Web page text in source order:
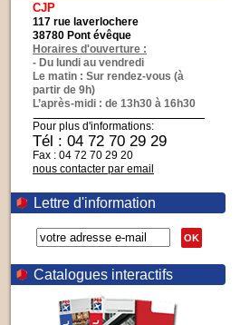
CJP
117 rue laverlochere
38780 Pont évêque
Horaires d'ouverture :
- Du lundi au vendredi
Le matin : Sur rendez-vous (à
partir de 9h)
L’après-midi : de 13h30 à 16h30
Pour plus d'informations:
Tél : 04 72 70 29 29
Fax : 04 72 70 29 20
nous contacter par email
Lettre d'information
OK
Catalogues interactifs